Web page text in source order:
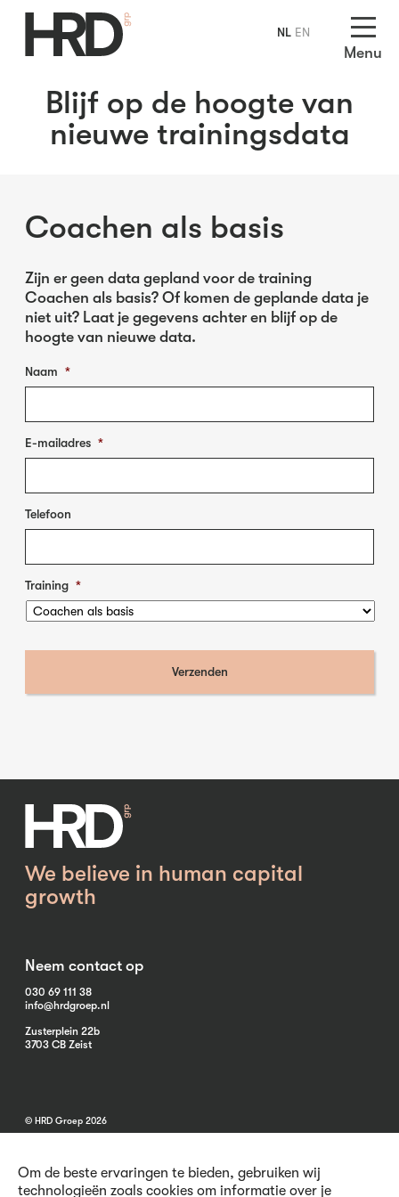
Om de beste ervaringen te bieden, gebruiken wij
technologieën zoals cookies om informatie over je
Menu
Blijf op de hoogte van
nieuwe trainingsdata
Coachen als basis
Zijn er geen data gepland voor de training
Coachen als basis? Of komen de geplande data je
niet uit? Laat je gegevens achter en blijf op de
hoogte van nieuwe data.
Naam *
E-mailadres *
Telefoon
Training *
We believe in human capital
growth
Neem contact op
030 69 111 38
info@hrdgroep.nl
Zusterplein 22b
3703 CB Zeist
© HRD Groep 2026
NL EN